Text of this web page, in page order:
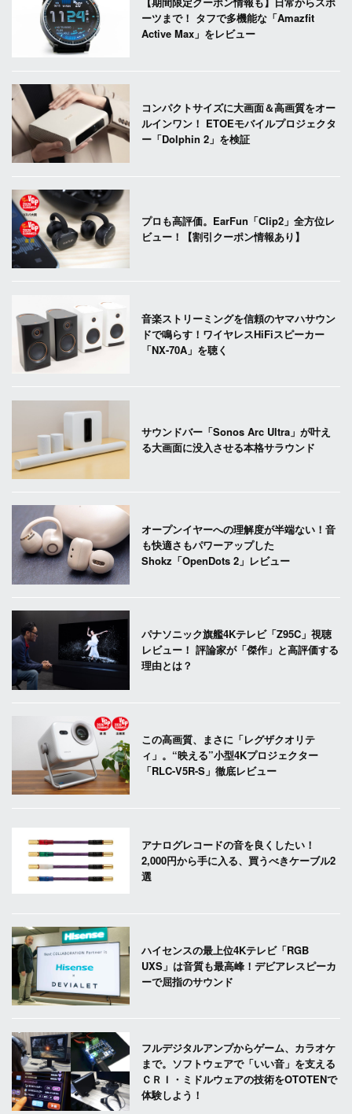
ーツまで！ タフで多機能な「Amazfit
Active Max」をレビュー
コンパクトサイズに大画面＆高画質をオー
ルインワン！ ETOEモバイルプロジェクタ
ー「Dolphin 2」を検証
プロも高評価。EarFun「Clip2」全方位レ
ビュー！【割引クーポン情報あり】
音楽ストリーミングを信頼のヤマハサウン
ドで鳴らす！ワイヤレスHiFiスピーカー
「NX-70A」を聴く
サウンドバー「Sonos Arc Ultra」が叶え
る大画面に没入させる本格サラウンド
オープンイヤーへの理解度が半端ない！音
も快適さもパワーアップした
Shokz「OpenDots 2」レビュー
パナソニック旗艦4Kテレビ「Z95C」視聴
レビュー！ 評論家が「傑作」と高評価する
理由とは？
この高画質、まさに「レグザクオリテ
ィ」。“映える”小型4Kプロジェクター
「RLC-V5R-S」徹底レビュー
アナログレコードの音を良くしたい！
2,000円から手に入る、買うべきケーブル2
選
ハイセンスの最上位4Kテレビ「RGB
UXS」は音質も最高峰！デビアレスピーカ
ーで屈指のサウンド
フルデジタルアンプからゲーム、カラオケ
まで。ソフトウェアで「いい音」を支える
ＣＲＩ・ミドルウェアの技術をOTOTENで
体験しよう！